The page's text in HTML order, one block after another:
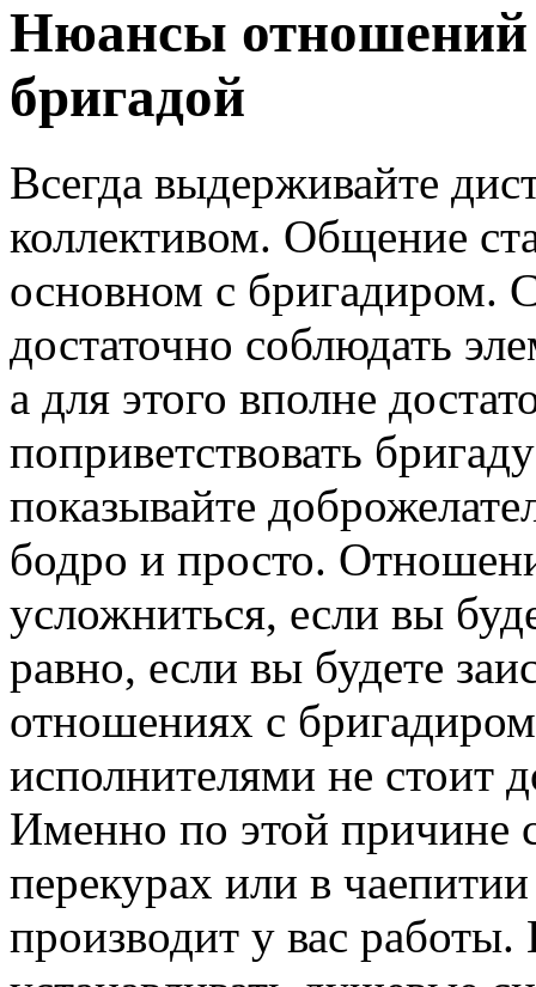
Нюансы отношений
бригадой
Всегда выдерживайте
коллективом. Общение
основном с бригадиром.
достаточно соблюдать
а для этого вполне
поприветствовать
показывайте
бодро и просто.
усложниться, если вы
равно, если вы будете
отношениях с
исполнителями не стоит
Именно по этой причине
перекурах или в
производит у вас работы.